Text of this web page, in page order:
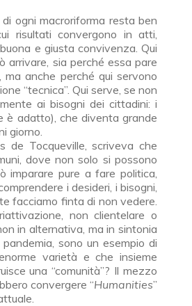
ogni macroriforma resta ben
risultati convergono in atti,
e giusta convivenza. Qui
arrivare, sia perché essa pare
anche perché qui servono
“tecnica”. Qui serve, se non
ai bisogni dei cittadini: i
è adatto), che diventa grande
giorno.
de Tocqueville, scriveva che
dove non solo si possono
imparare pure a fare politica,
i desideri, i bisogni,
facciamo finta di non vedere.
non clientelare o
in alternativa, ma in sintonia
sono un esempio di
varietà e che insieme
una “comunità”? Il mezzo
convergere “Humanities”